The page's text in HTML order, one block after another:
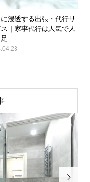
浸透する出張・代行サ
｜家事代行は人気で人
